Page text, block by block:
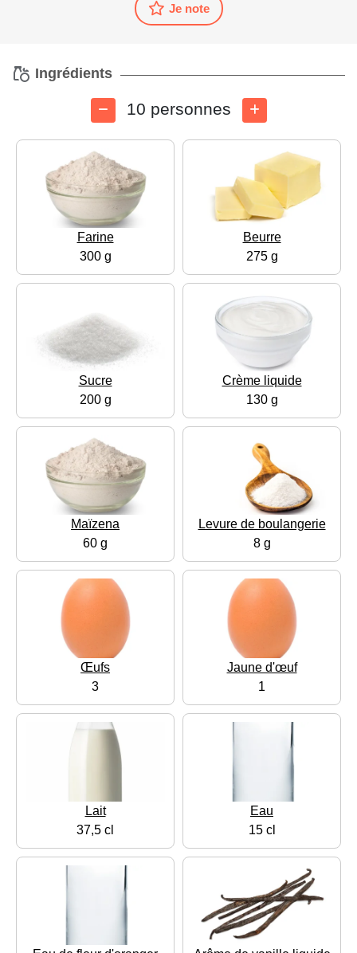
Je note
Ingrédients
10 personnes
Farine
300 g
Beurre
275 g
Sucre
200 g
Crème liquide
130 g
Maïzena
60 g
Levure de boulangerie
8 g
Œufs
3
Jaune d'œuf
1
Lait
37,5 cl
Eau
15 cl